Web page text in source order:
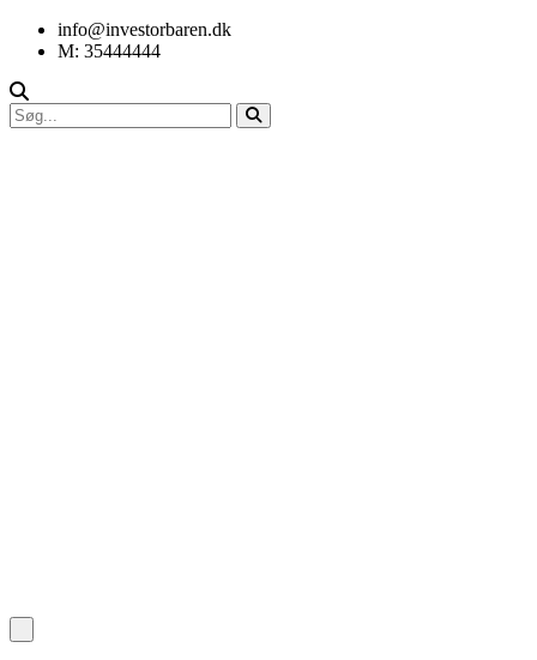
info@investorbaren.dk
M: 35444444